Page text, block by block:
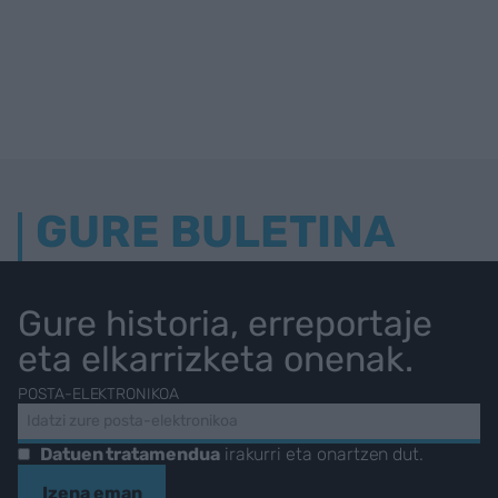
GURE BULETINA
Gure historia, erreportaje
eta elkarrizketa onenak.
POSTA-ELEKTRONIKOA
Datuen tratamenduairakurri eta onartzen dut.
Izena eman